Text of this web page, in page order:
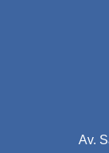
Av.